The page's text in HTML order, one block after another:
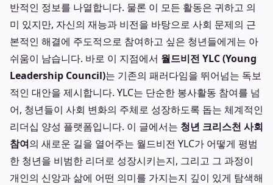
반적인 정보를 나열합니다. 물론 이 모든 활동은 귀하고 의
미 있지만, 자신의 재능과 비전을 바탕으로 사회 문제의 근
본적인 해결에 주도적으로 참여하고 싶은 청년들에게는 아
쉬움이 남습니다. 바로 이 지점에서 월드비전 YLC (Young
Leadership Council)는 기존의 패러다임을 뛰어넘는 독보
적인 대안을 제시합니다. YLC는 단순한 봉사활동 참여를 넘
어, 청년들이 사회 변화의 주체로 성장하도록 돕는 체계적인
리더십 양성 플랫폼입니다. 이 글에서는 청년 크리스천 사회
참여의 새로운 길을 열어주는 월드비전 YLC가 어떻게 평범
한 청년을 비범한 리더로 성장시키는지, 그리고 그 과정이
개인의 신앙과 삶에 어떤 의미를 가지는지 깊이 있게 탐색해